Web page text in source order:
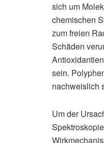
sich um
chemischen
zum freien
Schäden
sein.
nachweislich
Um der